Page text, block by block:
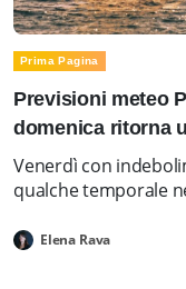
Prima Pagina
Previsioni meteo
domenica ritorna
Venerdì con
qualche temporale
Elena Rava